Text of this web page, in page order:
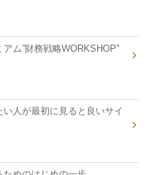
ム”財務戦略WORKSHOP”
人が最初に見ると良いサイ